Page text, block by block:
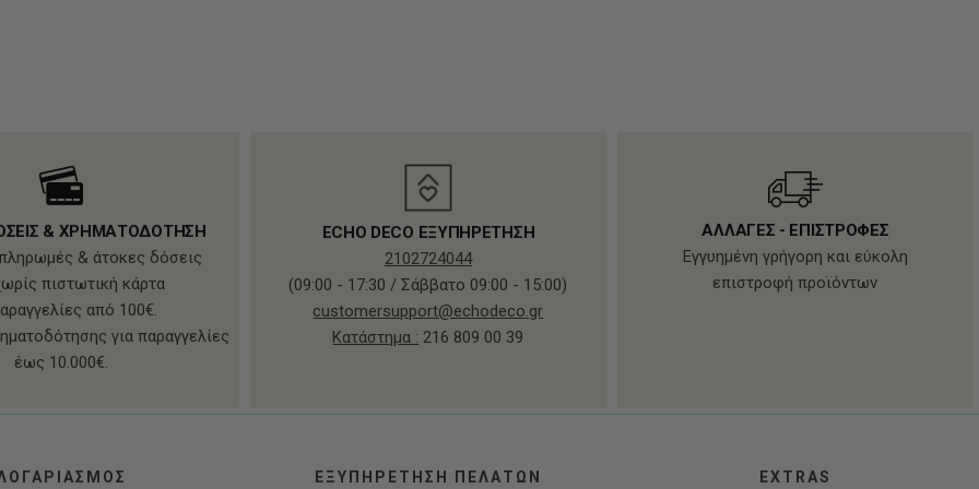
& ΧΡΗΜΑΤΟΔΟΤΗΣΗ
& άτοκες δόσεις
πιστωτική κάρτα
από 100€.
για παραγγελίες
έως 10.000€.
ECHO DECO ΕΞΥΠΗΡΕΤΗΣΗ
2102724044
(09:00 - 17:30 / Σάββατο 09:00 - 15:00)
customersupport@echodeco.gr
Κατάστημα : 216 809 00 39
ΑΛΛΑΓΕΣ - ΕΠΙΣΤΡΟΦΕΣ
Εγγυημένη γρήγορη και εύκολη
επιστροφή προϊόντων
ΕΞΥΠΗΡΕΤΗΣΗ ΠΕΛΑΤΩΝ EXTRAS